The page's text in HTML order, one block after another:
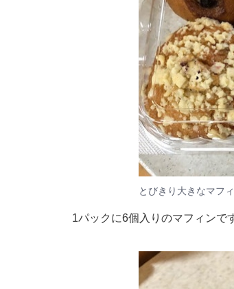
とびきり大きなマフ
1パックに6個入りのマフィンで